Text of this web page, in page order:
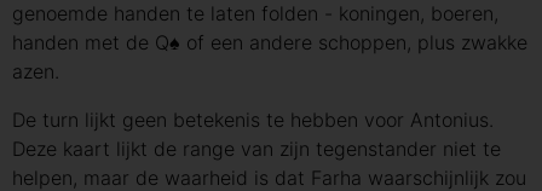
genoemde handen te laten folden - koningen, boeren,
handen met de Q♠ of een andere schoppen, plus zwakke
azen.
De turn lijkt geen betekenis te hebben voor Antonius.
Deze kaart lijkt de range van zijn tegenstander niet te
helpen, maar de waarheid is dat Farha waarschijnlijk zou